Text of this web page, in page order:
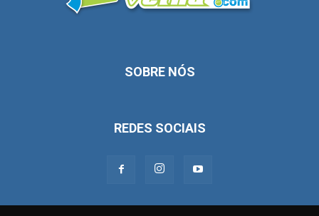
SOBRE NÓS
REDES SOCIAIS